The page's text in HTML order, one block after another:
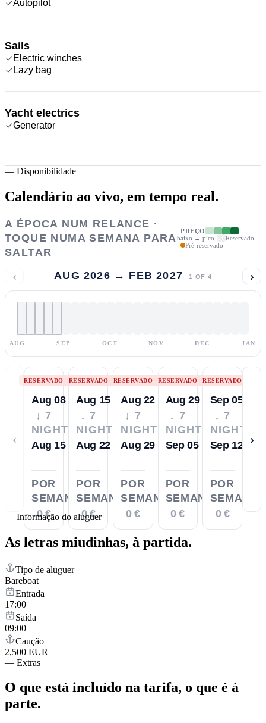
Autopilot
Sails
Electric winches
Lazy bag
Yacht electrics
Generator
— Disponibilidade
Calendário ao vivo, em tempo real.
A ÉPOCA NUM RELANCE ·
TOQUE NUMA SEMANA PARA
SALTAR
PREÇO
baixo → pico
Reservado
Pré-reservado
‹ AUG 2026 → FEB 2027 1 OF 4 ›
AUG SEP OCT NOV DEC JAN
‹
RESERVADO
Aug 08
↓ 7
NIGHTS
Aug 15
POR
SEMANA
0 €
RESERVADO
Aug 15
↓ 7
NIGHTS
Aug 22
POR
SEMANA
0 €
RESERVADO
Aug 22
↓ 7
NIGHTS
Aug 29
POR
SEMANA
0 €
RESERVADO
Aug 29
↓ 7
NIGHTS
Sep 05
POR
SEMANA
0 €
RESERVADO
Sep 05
↓ 7
NIGHTS
Sep 12
POR
SEMANA
0 €
›
— Informação do aluguer
As letras miudinhas, à partida.
Tipo de aluguer
Bareboat
Entrada
17:00
Saída
09:00
Caução
2,500 EUR
— Extras
O que está incluído na tarifa, o que é à
parte.